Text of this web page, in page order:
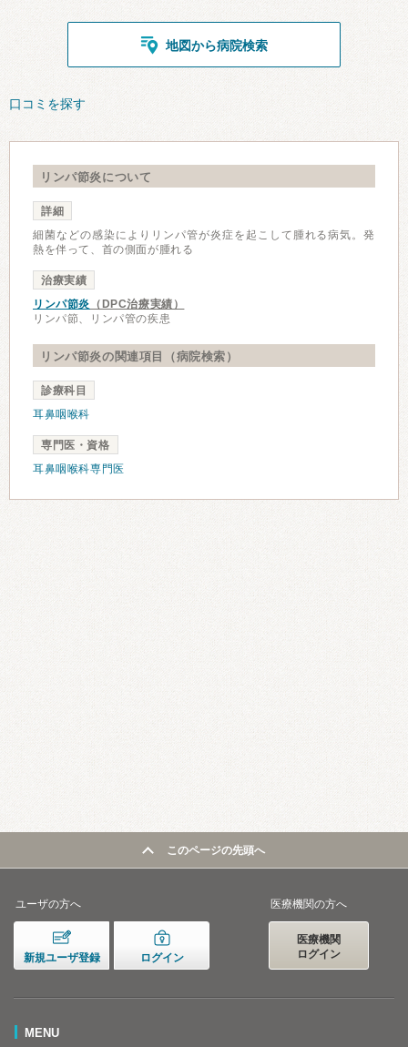
地図から病院検索
口コミを探す
リンパ節炎について
詳細
細菌などの感染によりリンパ管が炎症を起こして腫れる病気。発
熱を伴って、首の側面が腫れる
治療実績
リンパ節炎 （DPC治療実績）
リンパ節、リンパ管の疾患
リンパ節炎の関連項目（病院検索）
診療科目
耳鼻咽喉科
専門医・資格
耳鼻咽喉科専門医
このページの先頭へ
ユーザの方へ
新規ユーザ登録 ログイン
医療機関の方へ
医療機関
ログイン
MENU